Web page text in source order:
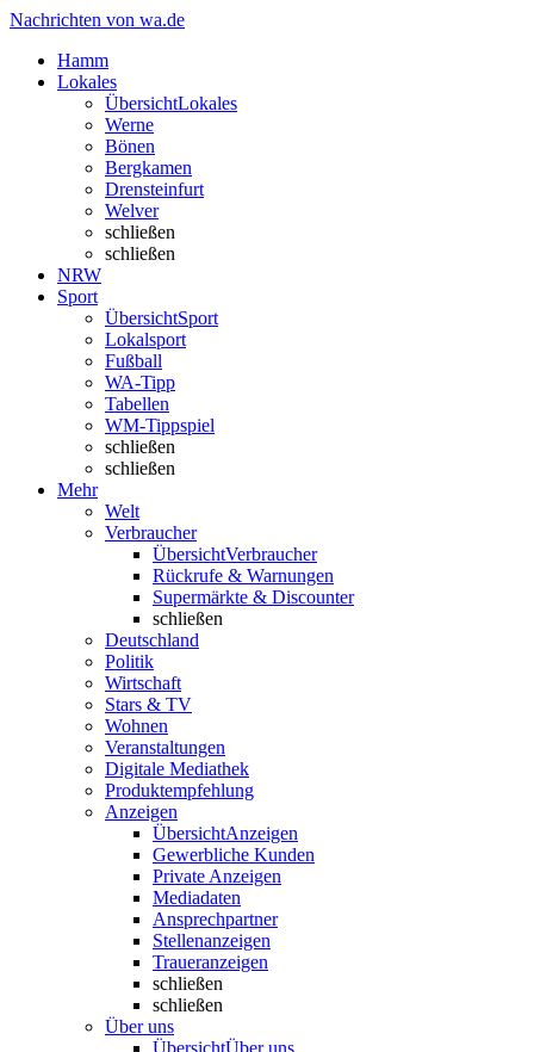
Nachrichten von wa.de
Hamm
Lokales
ÜbersichtLokales
Werne
Bönen
Bergkamen
Drensteinfurt
Welver
schließen
schließen
NRW
Sport
ÜbersichtSport
Lokalsport
Fußball
WA-Tipp
Tabellen
WM-Tippspiel
schließen
schließen
Mehr
Welt
Verbraucher
ÜbersichtVerbraucher
Rückrufe & Warnungen
Supermärkte & Discounter
schließen
Deutschland
Politik
Wirtschaft
Stars & TV
Wohnen
Veranstaltungen
Digitale Mediathek
Produktempfehlung
Anzeigen
ÜbersichtAnzeigen
Gewerbliche Kunden
Private Anzeigen
Mediadaten
Ansprechpartner
Stellenanzeigen
Traueranzeigen
schließen
schließen
Über uns
ÜbersichtÜber uns